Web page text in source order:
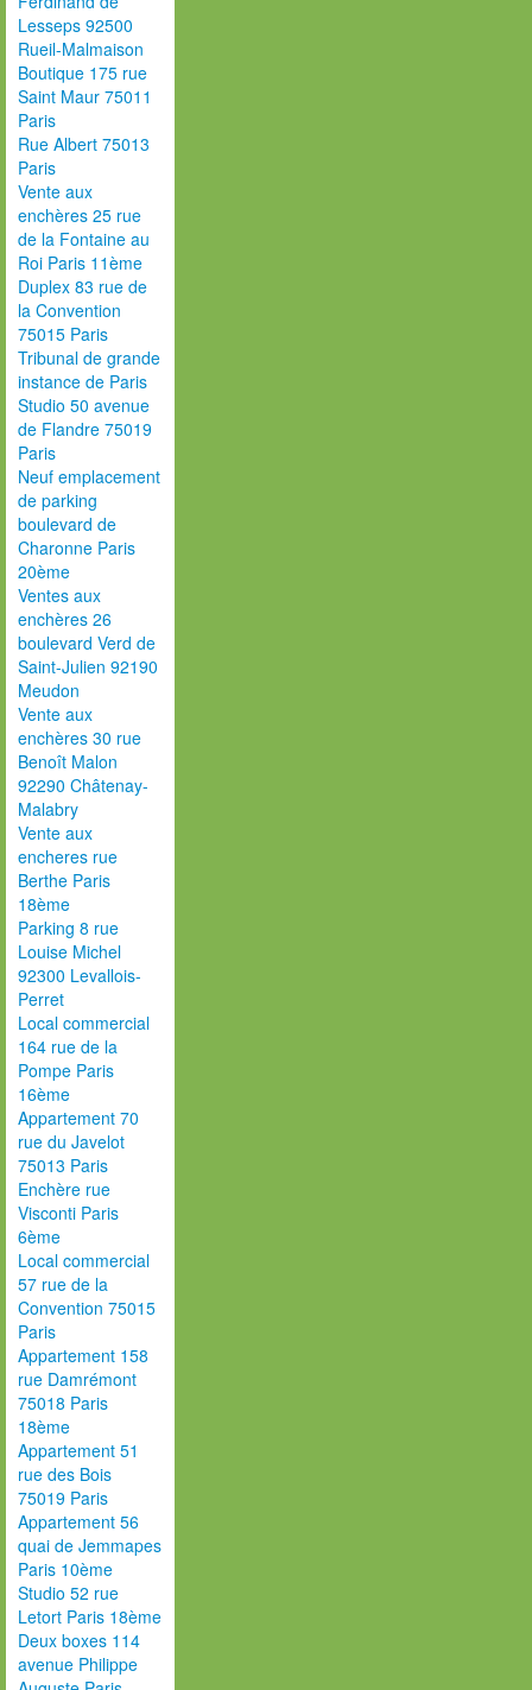
Lesseps 92500
Rueil-Malmaison
Boutique 175 rue
Saint Maur 75011
Paris
Rue Albert 75013
Paris
Vente aux
enchères 25 rue
de la Fontaine au
Roi Paris 11ème
Duplex 83 rue de
la Convention
75015 Paris
Tribunal de grande
instance de Paris
Studio 50 avenue
de Flandre 75019
Paris
Neuf emplacement
de parking
boulevard de
Charonne Paris
20ème
Ventes aux
enchères 26
boulevard Verd de
Saint-Julien 92190
Meudon
Vente aux
enchères 30 rue
Benoît Malon
92290 Châtenay-
Malabry
Vente aux
encheres rue
Berthe Paris
18ème
Parking 8 rue
Louise Michel
92300 Levallois-
Perret
Local commercial
164 rue de la
Pompe Paris
16ème
Appartement 70
rue du Javelot
75013 Paris
Enchère rue
Visconti Paris
6ème
Local commercial
57 rue de la
Convention 75015
Paris
Appartement 158
rue Damrémont
75018 Paris
18ème
Appartement 51
rue des Bois
75019 Paris
Appartement 56
quai de Jemmapes
Paris 10ème
Studio 52 rue
Letort Paris 18ème
Deux boxes 114
avenue Philippe